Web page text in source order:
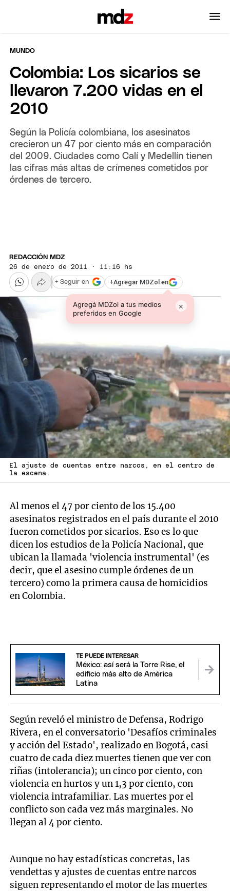
MUNDO
Colombia: Los sicarios se
llevaron 7.200 vidas en el
2010
Según la Policía colombiana, los asesinatos
crecieron un 47 por ciento más en comparación
del 2009. Ciudades como Calí y Medellín tienen
las cifras más altas de crímenes cometidos por
órdenes de tercero.
REDACCIÓN MDZ
26 de enero de 2011 · 11:16 hs
+Agregar MDZol en
Agregá MDZol a tus medios
preferidos en Google
×
+ Seguir en
El ajuste de cuentas entre narcos, en el centro de
la escena.
Al menos el 47 por ciento de los 15.400
asesinatos registrados en el país durante el 2010
fueron cometidos por sicarios. Eso es lo que
dicen los estudios de la Policía Nacional, que
ubican la llamada 'violencia instrumental' (es
decir, que el asesino cumple órdenes de un
tercero) como la primera causa de homicidios
en Colombia.
TE PUEDE INTERESAR
México: así será la Torre Rise, el
edificio más alto de América
Latina
Según reveló el ministro de Defensa, Rodrigo
Rivera, en el conversatorio 'Desafíos criminales
y acción del Estado', realizado en Bogotá, casi
cuatro de cada diez muertes tienen que ver con
riñas (intolerancia); un cinco por ciento, con
violencia en hurtos y un 1,3 por ciento, con
violencia intrafamiliar. Las muertes por el
conflicto son cada vez más marginales. No
llegan al 4 por ciento.
Aunque no hay estadísticas concretas, las
vendettas y ajustes de cuentas entre narcos
siguen representando el motor de las muertes